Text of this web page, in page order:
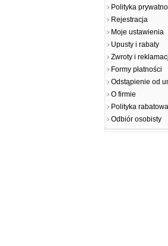
Polityka
Rejestracja
Moje ustawienia
Upusty i rabaty
Zwroty i
Formy płatności
Odstąpienie od
O firmie
Polityka rabatowa
Odbiór osobisty